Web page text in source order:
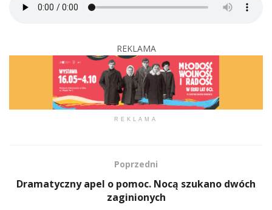
REKLAMA
REKLAMA
Poprzedni
Dramatyczny apel o pomoc. Nocą szukano dwóch
zaginionych